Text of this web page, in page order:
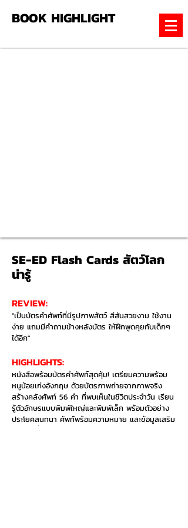
BOOK HIGHLIGHT
SE-ED Flash Cards สัตว์โลก
น่ารู้
REVIEW:
"เป็นบัตรคำศัพท์ที่มีรูปภาพสัตว์ สีสันสวยงาม ใช้งาน
ง่าย แถมมีคำถามข้างหลังบัตร ให้ฝึกพูดคุยกับเด็กๆ
ได้อีก"
HIGHLIGHTS:​
หนังสือพร้อมบัตรคำศัพท์สุดคุ้ม! เตรียมความพร้อม
หนูน้อยเก่งอังกฤษ ด้วยบัตรภาพถ่ายจากภาพจริง
สร้างคลังศัพท์ 56 คำ ที่พบเห็นในชีวิตประจำวัน เรียน
รู้ตัวอักษรแบบพิมพ์ใหญ่และพิมพ์เล็ก พร้อมตัวอย่าง
ประโยคสนทนา ศัพท์พร้อมความหมาย และข้อมูลเสริม